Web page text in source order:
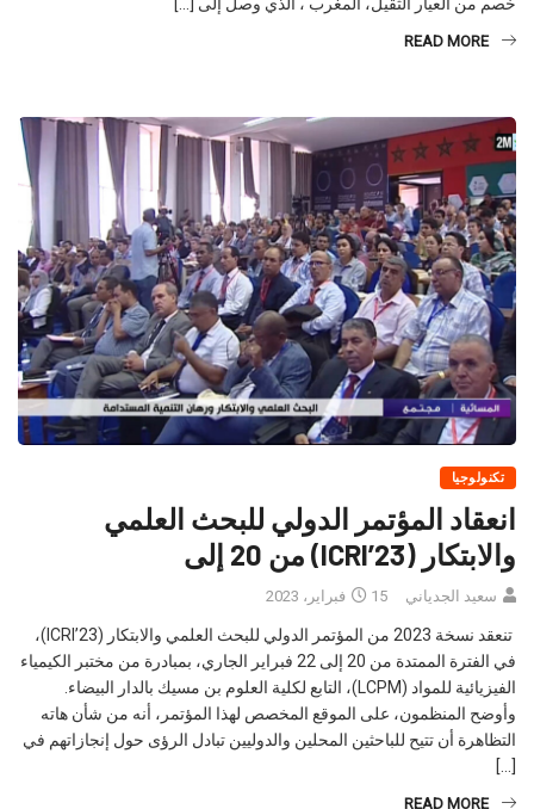
READ MORE
انعقاد المؤتمر الدولي للبحث العلمي
والابتكار (ICRI’23) من 20 إلى
سعيد الجدياني 15 فبراير، 2023
في الفترة الممتدة من 20 إلى 22 فبراير الجاري، بمبادرة من مختبر الكيمياء
الفيزيائية للمواد (LCPM)، التابع لكلية العلوم بن مسيك بالدار البيضاء.
وأوضح المنظمون، على الموقع المخصص لهذا المؤتمر، أنه من شأن هاته
التظاهرة أن تتيح للباحثين المحلين والدوليين تبادل الرؤى حول إنجازاتهم في
[…]